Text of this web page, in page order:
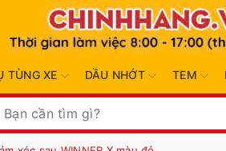
TÙNG XE DẦU NHỚT TEM